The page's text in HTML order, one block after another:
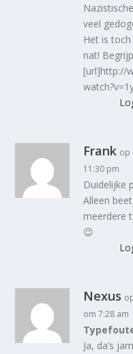
veel
Het is
nat!
[url]http://
Frank op
11:30 pm
Duidelijke
Alleen
meerdere
😉
Nexus
om 7:28 am
Ja, da’s